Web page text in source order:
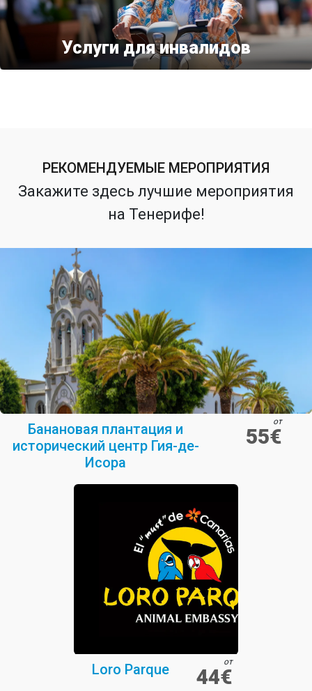
Услуги для инвалидов
РЕКОМЕНДУЕМЫЕ MЕРОПРИЯТИЯ
Закажите здесь лучшие мероприятия
на Тенерифе!
Банановая плантация и
исторический центр Гия-де-
Исора
от
55€
Loro Parque от
44€